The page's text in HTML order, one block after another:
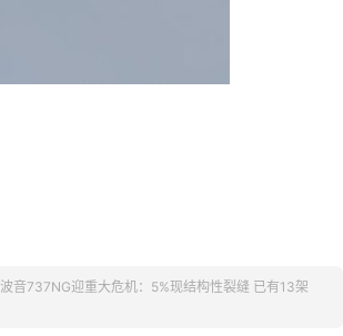
波音737NG迎重大危机：5%现结构性裂缝 已有13架